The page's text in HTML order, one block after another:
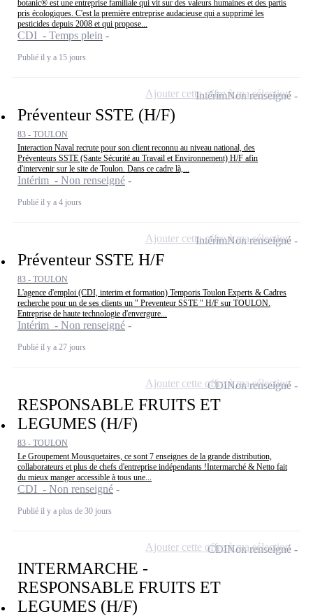
botanic® est une entreprise familiale qui vit sur des valeurs humaines et des partis
pris écologiques. C'est la première entreprise audacieuse qui a supprimé les
pesticides depuis 2008 et qui propose...
CDI - Temps plein
Publié il y a 15 jours
Préventeur SSTE (H/F)
83 - TOULON
Interaction Naval recrute pour son client reconnu au niveau national, des
Préventeurs SSTE (Sante Sécurité au Travail et Environnement) H/F afin
d'intervenir sur le site de Toulon. Dans ce cadre là,...
Intérim - Non renseigné
Publié il y a 4 jours
IntérimNon renseigné
Ajouter cette offre à ma sélection
Préventeur SSTE H/F
83 - TOULON
L'agence d'emploi (CDI, interim et formation) Temporis Toulon Experts & Cadres
recherche pour un de ses clients un " Preventeur SSTE " H/F sur TOULON.
Entreprise de haute technologie d'envergure...
Intérim - Non renseigné
Publié il y a 27 jours
IntérimNon renseigné
Ajouter cette offre à ma sélection
RESPONSABLE FRUITS ET
LEGUMES (H/F)
83 - TOULON
Le Groupement Mousquetaires, ce sont 7 enseignes de la grande distribution,
collaborateurs et plus de chefs d'entreprise indépendants !Intermarché & Netto fait
du mieux manger accessible à tous une...
CDI - Non renseigné
Publié il y a plus de 30 jours
CDINon renseigné
Ajouter cette offre à ma sélection
INTERMARCHE -
RESPONSABLE FRUITS ET
LEGUMES (H/F)
CDINon renseigné
Ajouter cette offre à ma sélection